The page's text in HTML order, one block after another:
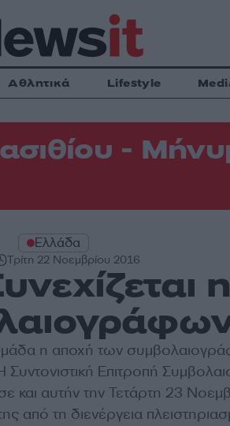
Αθλητικά Lifestyle
-
Ελλάδα
Τρίτη 22 Νοεμβρίου 2016
η αποχή των
Συντονιστική Επιτροπή
και αυτήν την Τετάρτη 23
από τη διενέργεια